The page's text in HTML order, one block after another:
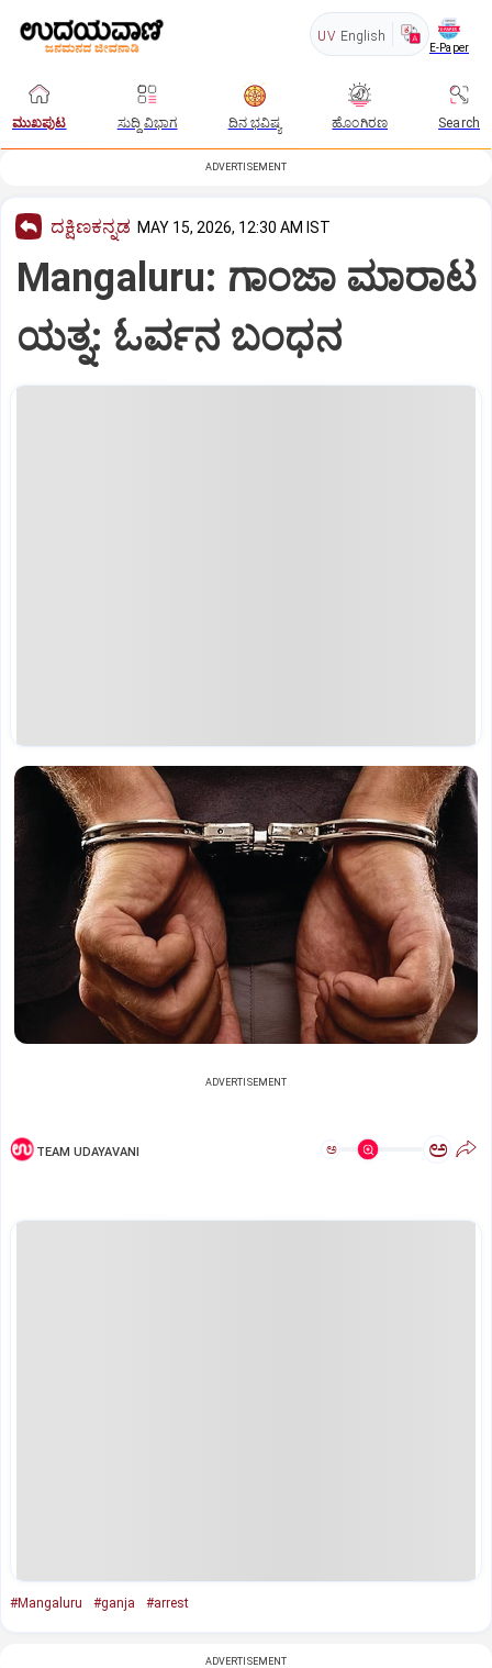
UV English
E-Paper
ಮುಖಪುಟ ಸುದ್ದಿ ವಿಭಾಗ ದಿನ ಭವಿಷ್ಯ ಹೊಂಗಿರಣ Search
ADVERTISEMENT
ದಕ್ಷಿಣಕನ್ನಡ MAY 15, 2026, 12:30 AM IST
Mangaluru: ಗಾಂಜಾ ಮಾರಾಟ
ಯತ್ನ: ಓರ್ವನ ಬಂಧನ
ADVERTISEMENT
TEAM UDAYAVANI ಅ ಅ
#Mangaluru #ganja #arrest
ADVERTISEMENT